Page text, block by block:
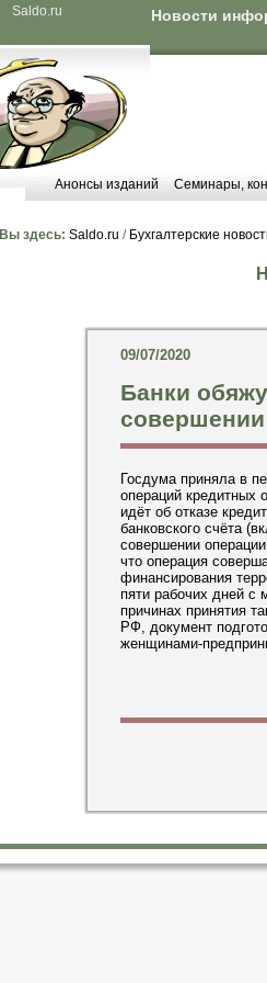
Saldo.ru
Новости
Анонсы изданий Семинары,
Вы здесь: Saldo.ru / Бухгалтерские
09/07/2020
Банки
Госдума приняла в
операций кредитных
идёт об отказе
банковского счёта
совершении
что операция
финансирования
пяти рабочих дней с
причинах принятия
РФ, документ
женщинами-